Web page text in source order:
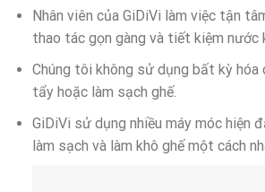
Nhân viên của GiDiVi làm việc tận
thao tác gọn gàng và tiết kiệm nước
Chúng tôi không sử dụng bất kỳ hóa
tẩy hoặc làm sạch ghế.
GiDiVi sử dụng nhiều máy móc hiện
làm sạch và làm khô ghế một cách